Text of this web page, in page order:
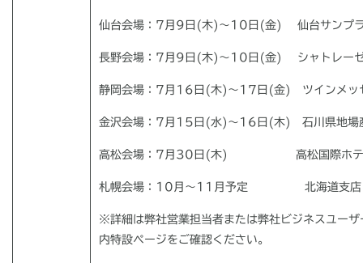
仙台会場： 7 月 9 日 (木) ～ 10 日 (金) 仙台サンプ
長野会場： 7 月 9 日 (木) ～ 10 日 (金) シャトレー
静岡会場： 7 月 16 日 (木) ～ 17 日 (金) ツインメッ
金沢会場： 7 月 15 日 (水) ～ 16 日 (木) 石川県地場
高松会場： 7 月 30 日 (木) 高松国際ホテ
札幌会場：10月～11月予定 北海道支店
※詳細は弊社営業担当者または弊社ビジネスユー
内特設ページをご確認ください。